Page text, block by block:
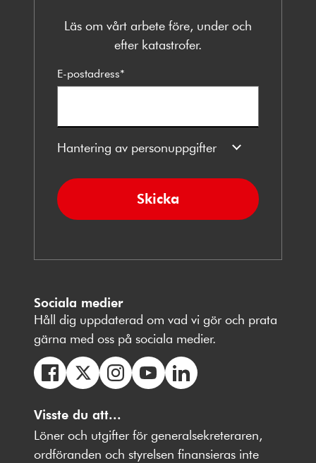
Läs om vårt arbete före, under och
efter katastrofer.
E-postadress*
Hantering av personuppgifter
Skicka
Sociala medier
Håll dig uppdaterad om vad vi gör och prata
gärna med oss på sociala medier.
oss
på
Facebbok
oss
på
oss
på
Instagram
på
Youtube
på
LinkedIn
Visste du att...
Löner och utgifter för generalsekreteraren,
ordföranden och styrelsen finansieras inte